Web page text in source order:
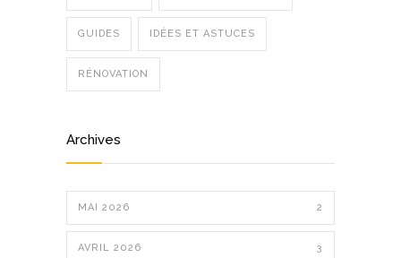
GUIDES IDÉES ET ASTUCES
RÉNOVATION
Archives
MAI 2026 2
AVRIL 2026 3